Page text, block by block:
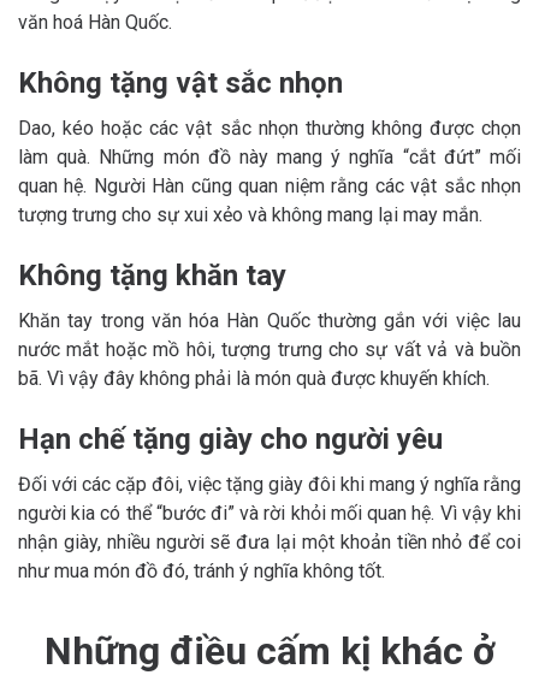
văn hoá Hàn Quốc.
Không tặng vật sắc nhọn
Dao, kéo hoặc các vật sắc nhọn thường không được chọn
làm quà. Những món đồ này mang ý nghĩa “cắt đứt” mối
quan hệ. Người Hàn cũng quan niệm rằng các vật sắc nhọn
tượng trưng cho sự xui xẻo và không mang lại may mắn.
Không tặng khăn tay
Khăn tay trong văn hóa Hàn Quốc thường gắn với việc lau
nước mắt hoặc mồ hôi, tượng trưng cho sự vất vả và buồn
bã. Vì vậy đây không phải là món quà được khuyến khích.
Hạn chế tặng giày cho người yêu
Đối với các cặp đôi, việc tặng giày đôi khi mang ý nghĩa rằng
người kia có thể “bước đi” và rời khỏi mối quan hệ. Vì vậy khi
nhận giày, nhiều người sẽ đưa lại một khoản tiền nhỏ để coi
như mua món đồ đó, tránh ý nghĩa không tốt.
Những điều cấm kị khác ở